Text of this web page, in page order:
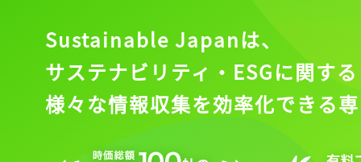
Sustainable Japanは、
サステナビリティ・ESGに関する
様々な情報収集を効率化できる